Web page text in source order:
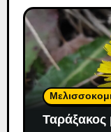
Ταράξακος